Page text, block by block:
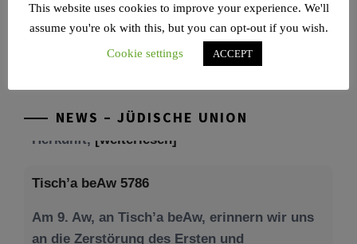
NEWS – JÜDISCHE UNION
Am 9. Aw, an Tisch’a beAw, erinnern wir uns
an die Zerstörung des Ersten und
[weiterlesen]
This website uses cookies to improve your experience. We'll
assume you're ok with this, but you can opt-out if you wish.
Cookie settings
ACCEPT